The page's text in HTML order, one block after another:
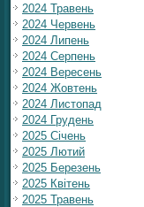
2024 Травень
2024 Червень
2024 Липень
2024 Серпень
2024 Вересень
2024 Жовтень
2024 Листопад
2024 Грудень
2025 Січень
2025 Лютий
2025 Березень
2025 Квітень
2025 Травень